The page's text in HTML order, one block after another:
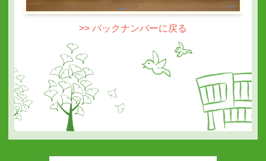
>> バックナンバーに戻る